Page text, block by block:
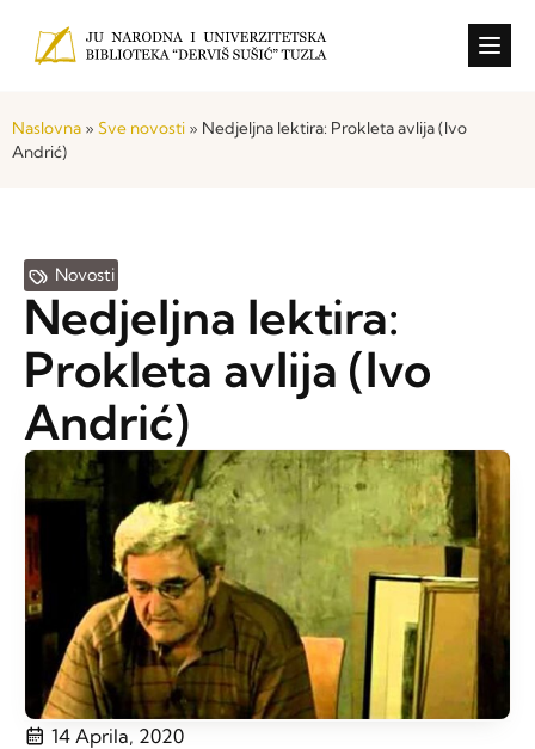
Naslovna » Sve novosti » Nedjeljna lektira: Prokleta avlija (Ivo
Andrić)
Novosti
Nedjeljna lektira:
Prokleta avlija (Ivo
Andrić)
14 Aprila, 2020